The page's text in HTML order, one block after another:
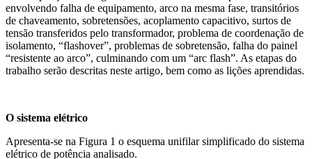
envolvendo falha de equipamento, arco na mesma fase, transitórios
de chaveamento, sobretensões, acoplamento capacitivo, surtos de
tensão transferidos pelo transformador, problema de coordenação de
isolamento, “flashover”, problemas de sobretensão, falha do painel
“resistente ao arco”, culminando com um “arc flash”. As etapas do
trabalho serão descritas neste artigo, bem como as lições aprendidas.
O sistema elétrico
Apresenta-se na Figura 1 o esquema unifilar simplificado do sistema
elétrico de potência analisado.